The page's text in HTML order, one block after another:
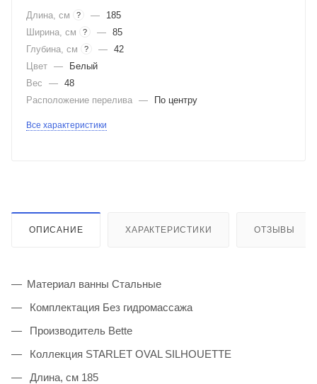
Длина, см ? —
185
Ширина, см
? — 85
Глубина, см
? — 42
Цвет —
Белый
Вес
— 48
Расположение перелива — По центру
Все характеристики
ОПИСАНИЕ ХАРАКТЕРИСТИКИ ОТЗЫВЫ
Материал ванны Стальные
Комплектация Без гидромассажа
Производитель Bette
Коллекция STARLET OVAL SILHOUETTE
Длина, см 185